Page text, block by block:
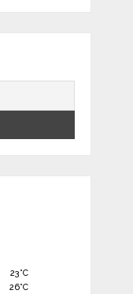
23°C
26°C